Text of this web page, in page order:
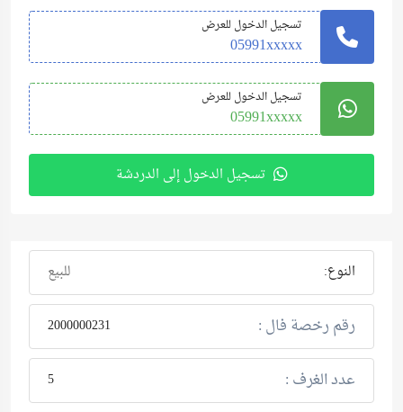
تسجيل الدخول للعرض
05991xxxxx
تسجيل الدخول للعرض
05991xxxxx
تسجيل الدخول إلى الدردشة
النوع: للبيع
رقم رخصة فال : 2000000231
عدد الغرف : 5